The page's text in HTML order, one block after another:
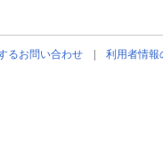
るお問い合わせ 利用者情報